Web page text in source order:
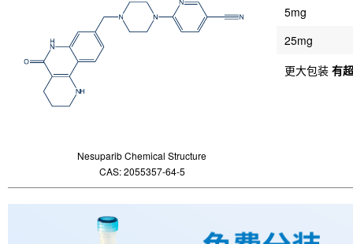
Nesuparib Chemical Structure
CAS: 2055357-64-5
5mg
25mg
更大包装 有